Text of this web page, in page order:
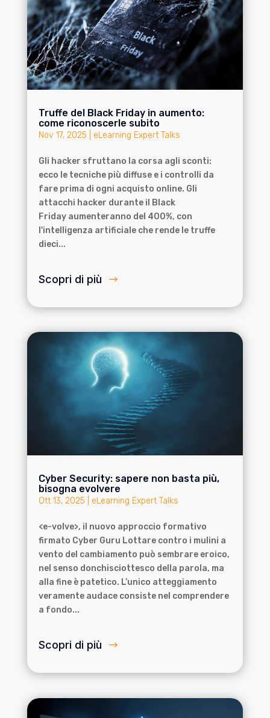
Truffe del Black Friday in aumento:
come riconoscerle subito
Nov 17, 2025 eLearning Expert Talks
Gli hacker sfruttano la corsa agli sconti:
ecco le tecniche più diffuse e i controlli da
fare prima di ogni acquisto online. Gli
attacchi hacker durante il Black
Friday aumenteranno del 400%, con
l'intelligenza artificiale che rende le truffe
dieci...
Scopri di più
Cyber Security: sapere non basta più,
bisogna evolvere
Ott 13, 2025 eLearning Expert Talks
<e-volve>, il nuovo approccio formativo
firmato Cyber Guru Lottare contro i mulini a
vento del cambiamento può sembrare eroico,
nel senso donchisciottesco della parola, ma
alla fine è patetico. L’unico atteggiamento
veramente audace consiste nel comprendere
a fondo...
Scopri di più